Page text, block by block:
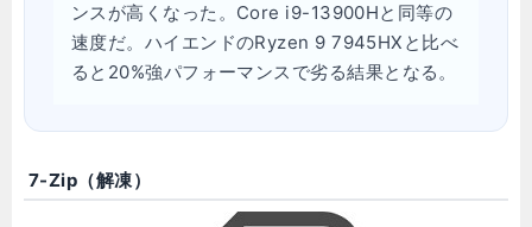
ンスが高くなった。Core i9-13900Hと同等の
速度だ。ハイエンドのRyzen 9 7945HXと比べ
ると20%強パフォーマンスで劣る結果となる。
7-Zip（解凍）